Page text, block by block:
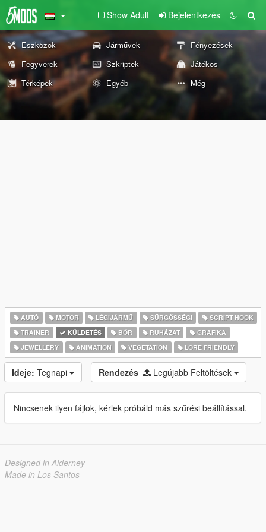
Show Adult Bejelentkezés
Eszközök Járművek
Fényezések
Fegyverek
Szkriptek
Játékos
Térképek
Egyéb Még
AUTÓ MOTOR LÉGIJÁRMŰ SŰRGŐSSÉGI
SCRIPT HOOK
TRAINER
KÜLDETÉS BŐR RUHÁZAT
GRAFIKA
JEWELLERY
ANIMATION VEGETATION LORE FRIENDLY
Ideje: Tegnapi Rendezés Legújabb Feltöltések
Nincsenek ilyen fájlok, kérlek próbáld más szűrési beállítással.
Designed in Alderney
Made in Los Santos